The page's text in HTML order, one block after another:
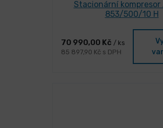
Stacionární kompresor
853/500/10 H
70 990,00 Kč / ks
85 897,90 Kč s DPH